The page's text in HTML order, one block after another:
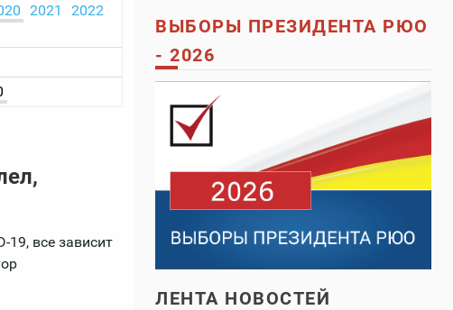
2021
2022
19, все зависит
ВЫБОРЫ ПРЕЗИДЕНТА РЮО
- 2026
ЛЕНТА НОВОСТЕЙ